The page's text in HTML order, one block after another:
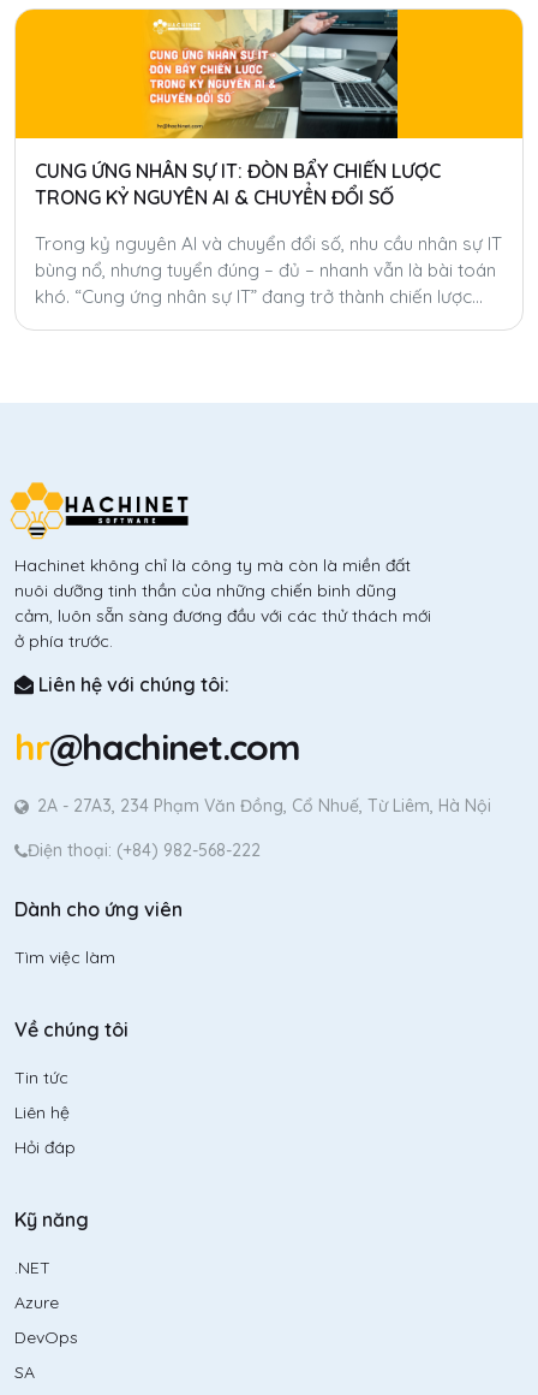
CUNG ỨNG NHÂN SỰ IT: ĐÒN BẨY CHIẾN LƯỢC
TRONG KỶ NGUYÊN AI & CHUYỂN ĐỔI SỐ
Trong kỷ nguyên AI và chuyển đổi số, nhu cầu nhân sự IT
bùng nổ, nhưng tuyển đúng – đủ – nhanh vẫn là bài toán
khó. “Cung ứng nhân sự IT” đang trở thành chiến lược
Hachinet không chỉ là công ty mà còn là miền đất
nuôi dưỡng tinh thần của những chiến binh dũng
cảm, luôn sẵn sàng đương đầu với các thử thách mới
ở phía trước.
Liên hệ với chúng tôi:
hr@hachinet.com
2A - 27A3, 234 Phạm Văn Đồng, Cổ Nhuế, Từ Liêm, Hà Nội
Điện thoại: (+84) 982-568-222
Dành cho ứng viên
Tìm việc làm
Về chúng tôi
Tin tức
Liên hệ
Hỏi đáp
Kỹ năng
.NET
Azure
DevOps
SA